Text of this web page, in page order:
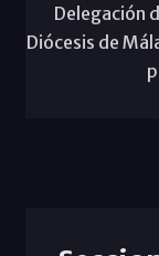
Delegación
Diócesis de